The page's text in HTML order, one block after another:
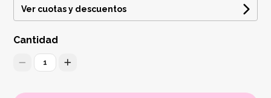
Ver cuotas y descuentos
Cantidad
1